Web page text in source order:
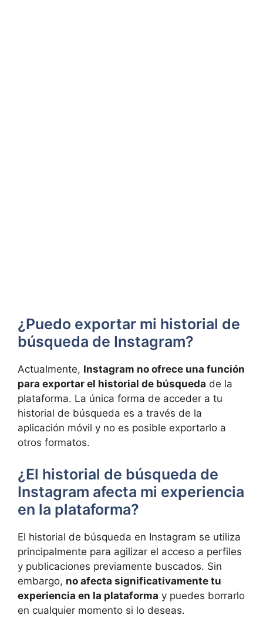
¿Puedo exportar‍ mi historial de
búsqueda de Instagram?
Actualmente, Instagram no ofrece una función
para exportar el historial de búsqueda de la
plataforma.⁢ La única forma de acceder a tu
historial de búsqueda es a través de‌ la
aplicación móvil y​ no es posible exportarlo a
otros formatos.
¿El historial‌ de búsqueda de
Instagram afecta mi experiencia
en la plataforma?
El‍ historial de búsqueda en Instagram se utiliza
principalmente para agilizar el acceso a ⁢perfiles
y publicaciones previamente buscados. Sin
embargo, no afecta significativamente‌ tu
experiencia en‌ la plataforma ⁣y puedes borrarlo
en cualquier momento⁢ si lo deseas.